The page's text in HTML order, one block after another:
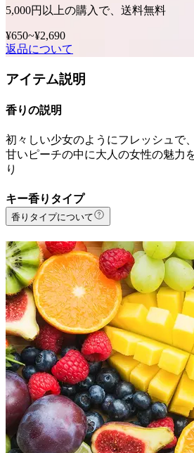
5,000円以上の購入で、送料無料
¥650~¥2,690
返品について
アイテム説明
香りの説明
初々しい少女のようにフレッシュで
甘いピーチの中に大人の女性の魅力
り
キー香りタイプ
香りタイプについて